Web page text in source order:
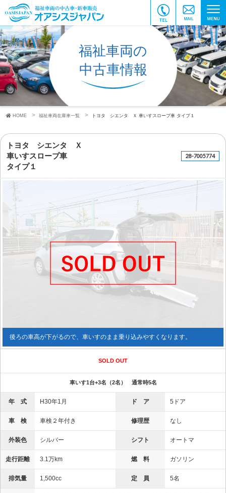
福祉車両の
中古車情報
HOME 福祉車両在庫車一覧 トヨタ シエンタ Ｘ 車いすスロープ車 タイプ１
トヨタ シエンタ Ｘ
車いすスロープ車
タイプ１
28-7005774
後ろの車高が下がるので、車いすのまま乗り込みやすくなります。
SOLD OUT
車いす1台+3名（2名） 通常時5名
年 式 H30年1月 ド ア 5ドア
車 検 車検２年付き 修理歴 なし
外装色 シルバー シフト オートマ
走行距離 3.1万km 燃 料 ガソリン
排気量 1,500cc 定 員 5名